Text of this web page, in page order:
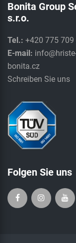
Bonita Group
s.r.o.
Tel.: +420 775 709
E-mail:
bonita.cz
Schreiben Sie uns
Folgen Sie uns